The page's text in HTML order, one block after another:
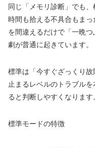
同じ「メモリ診断」でも
時間も拾える不具合もま
を間違えるだけで「一晩
劇が普通に起きています。
標準は「今すぐざっくり
止まるレベルのトラブル
ると判断しやすくなります
標準モードの特徴